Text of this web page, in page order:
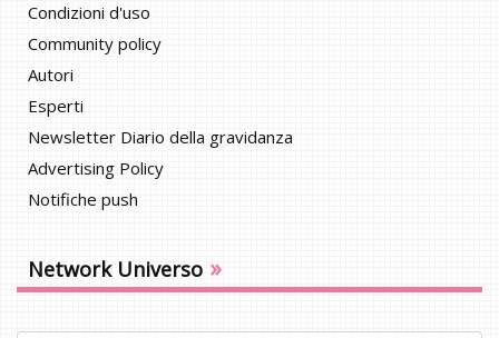
Condizioni d'uso
Community policy
Autori
Esperti
Newsletter Diario della gravidanza
Advertising Policy
Notifiche push
Network Universo »